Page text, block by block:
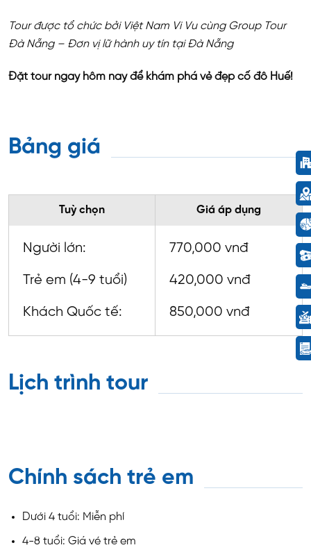
Tour được tổ chức bởi Việt Nam Vi Vu cùng Group Tour
Đà Nẵng – Đơn vị lữ hành uy tín tại Đà Nẵng
Đặt tour ngay hôm nay để khám phá vẻ đẹp cố đô Huế!
Bảng giá
Tuỳ chọn
Người lớn:
Trẻ em (4-9 tuổi)
Khách Quốc tế:
Giá áp dụng
770,000 vnđ
420,000 vnđ
850,000 vnđ
Lịch trình tour
Chính sách trẻ em
Dưới 4 tuổi: Miễn phí
4-8 tuổi: Giá vé trẻ em